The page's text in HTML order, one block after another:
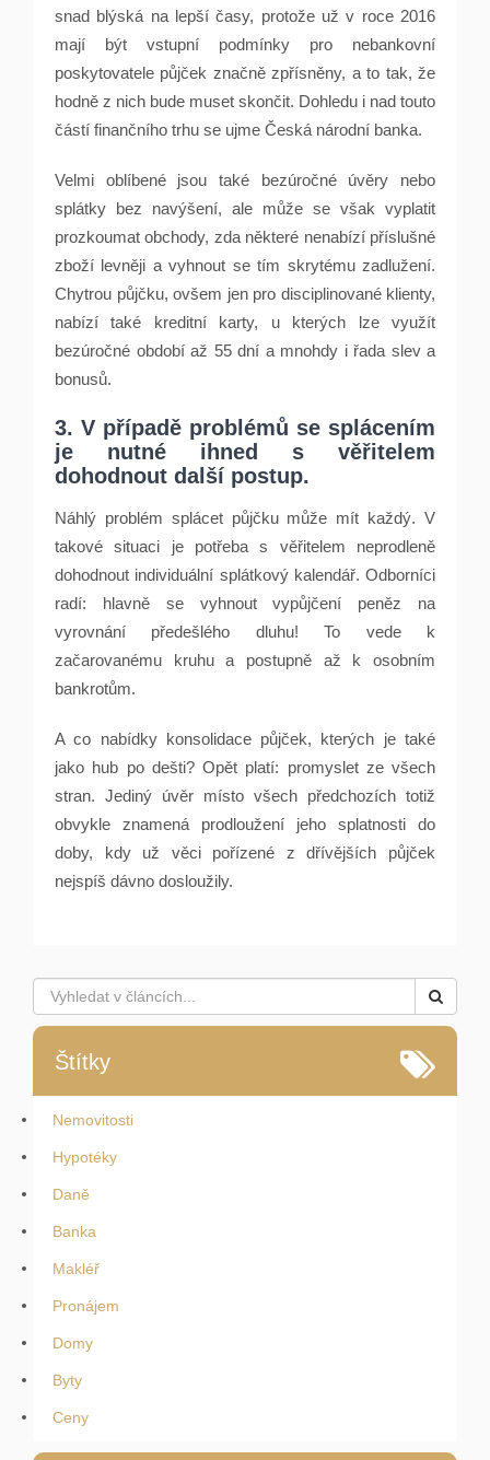
snad blýská na lepší časy, protože už v roce 2016
mají být vstupní podmínky pro nebankovní
poskytovatele půjček značně zpřísněny, a to tak, že
hodně z nich bude muset skončit. Dohledu i nad touto
částí finančního trhu se ujme Česká národní banka.
Velmi oblíbené jsou také bezúročné úvěry nebo
splátky bez navýšení, ale může se však vyplatit
prozkoumat obchody, zda některé nenabízí příslušné
zboží levněji a vyhnout se tím skrytému zadlužení.
Chytrou půjčku, ovšem jen pro disciplinované klienty,
nabízí také kreditní karty, u kterých lze využít
bezúročné období až 55 dní a mnohdy i řada slev a
bonusů.
3. V případě problémů se splácením
je nutné ihned s věřitelem
dohodnout další postup.
Náhlý problém splácet půjčku může mít každý. V
takové situaci je potřeba s věřitelem neprodleně
dohodnout individuální splátkový kalendář. Odborníci
radí: hlavně se vyhnout vypůjčení peněz na
vyrovnání předešlého dluhu! To vede k
začarovanému kruhu a postupně až k osobním
bankrotům.
A co nabídky konsolidace půjček, kterých je také
jako hub po dešti? Opět platí: promyslet ze všech
stran. Jediný úvěr místo všech předchozích totiž
obvykle znamená prodloužení jeho splatnosti do
doby, kdy už věci pořízené z dřívějších půjček
nejspíš dávno dosloužily.
Štítky
Nemovitosti
Hypotéky
Daně
Banka
Makléř
Pronájem
Domy
Byty
Ceny